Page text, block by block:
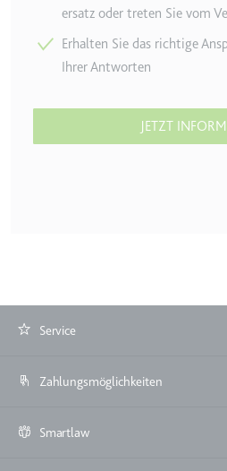
ersatz oder treten Sie vom
Erhalten Sie das richtige
Ihrer Antworten
JETZT
Service
Zahlungsmöglichkeiten
Smartlaw